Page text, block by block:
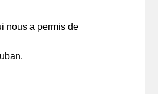
nous a permis de